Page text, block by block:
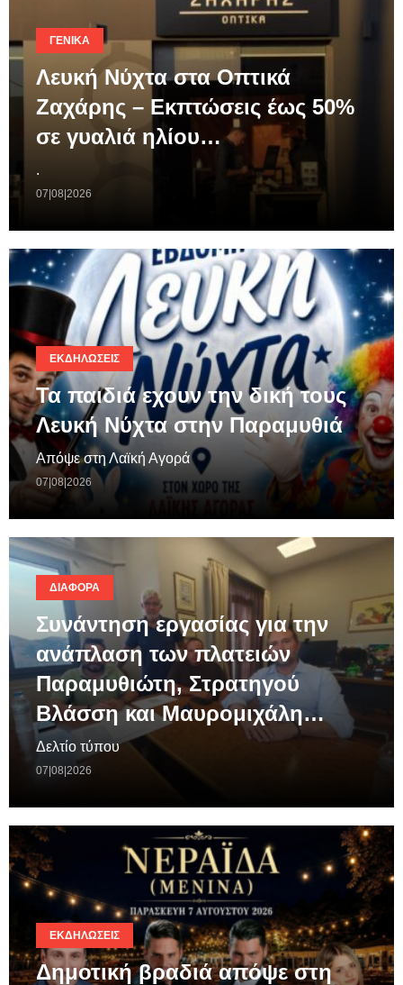
ΓΕΝΙΚΆ
Λευκή Νύχτα στα Οπτικά
Ζαχάρης – Εκπτώσεις έως 50%
σε γυαλιά ηλίου…
.
07|08|2026
ΕΚΔΗΛΏΣΕΙΣ
Τα παιδιά εχουν την δική τους
Λευκή Νύχτα στην Παραμυθιά
Απόψε στη Λαϊκή Αγορά
07|08|2026
ΔΙΆΦΟΡΑ
Συνάντηση εργασίας για την
ανάπλαση των πλατειών
Παραμυθιώτη, Στρατηγού
Βλάσση και Μαυρομιχάλη…
Δελτίο τύπου
07|08|2026
ΕΚΔΗΛΏΣΕΙΣ
Δημοτική βραδιά απόψε στη